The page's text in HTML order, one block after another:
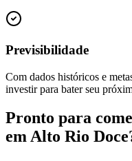
Previsibilidade
Com dados históricos e
investir para bater seu
Pronto para
emAlto Rio Doce